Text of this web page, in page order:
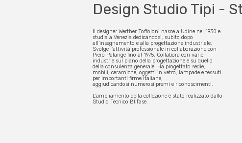
Design Studio Tipi -
Il designer Werther Toffoloni nasce a Udine nel 1930 e
studia a Venezia dedicandosi, subito dopo
all’insegnamento e alla progettazione industriale.
Svolge l’attività professionale in collaborazione con
Piero Palange fino al 1975. Collabora con varie
industrie sul piano della progettazione e su quello
della consulenza generale. Ha progettato sedie,
mobili, ceramiche, oggetti in vetro, lampade e tessuti
per importanti firme italiane,
aggiudicandosi numerosi premi e riconoscimenti.
L’ampliamento della collezione é stato realizzato dallo
Studio Tecnico Blifase.